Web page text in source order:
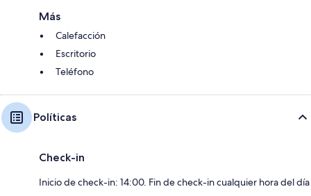
Más
Calefacción
Escritorio
Teléfono
Políticas
Check-in
Inicio de check-in: 14:00. Fin de check-in cualquier hora del día